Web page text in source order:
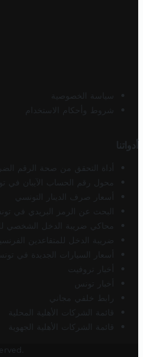
سياسة الخصوصية
شروط وأحكام الاستخدام
أدواتنا
أداة التحقق من صحة الرقم
محول رقم الحساب الآيبان في
أسعار صرف الدينار التونسي
البحث عن الرمز البريدي في
محاكي ضريبة الدخل الشخصي
ضريبة الدخل للمتقاعدين
أسعار السيارات الجديدة في
أخبار تروفيت
أخبار تونس
رابط خلفي مجاني
قائمة الشركات الأهلية المحلية
قائمة الشركات الأهلية الجهوية